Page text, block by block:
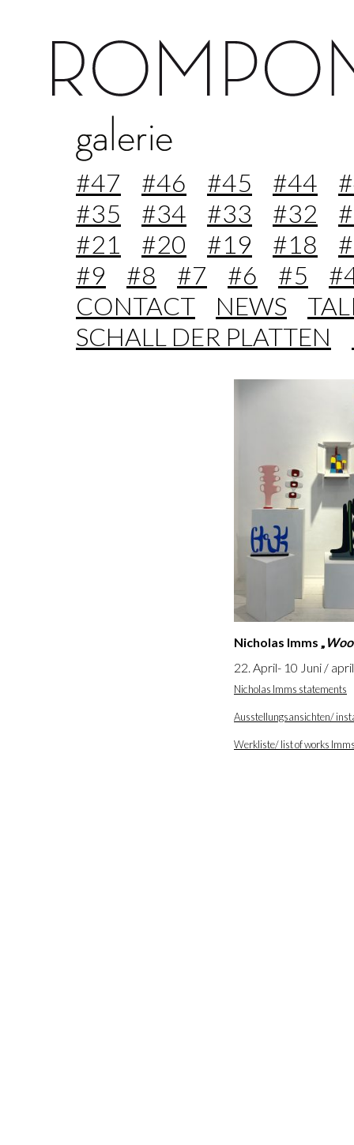
#47 #46 #45 #44
#35
#34 #33 #32
#21
#20 #19 #18
#9
#8 #7 #6 #5
CONTACT
NEWS
SCHALL DER PLATTEN
Nicholas Imms „
22. April- 10 Juni /
Nicholas Imms statements
Ausstellungsansichten/
Werkliste/ list of works